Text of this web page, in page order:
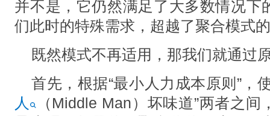
并不是，它仍然满足了大多数情况下
们此时的特殊需求，超越了聚合模式
既然模式不再适用，那我们就通过
首先，根据“最小人力成本原则”，
人 （Middle Man）坏味道”两者之间